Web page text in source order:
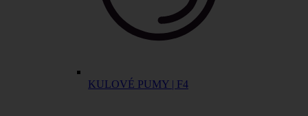
KULOVÉ PUMY | F4